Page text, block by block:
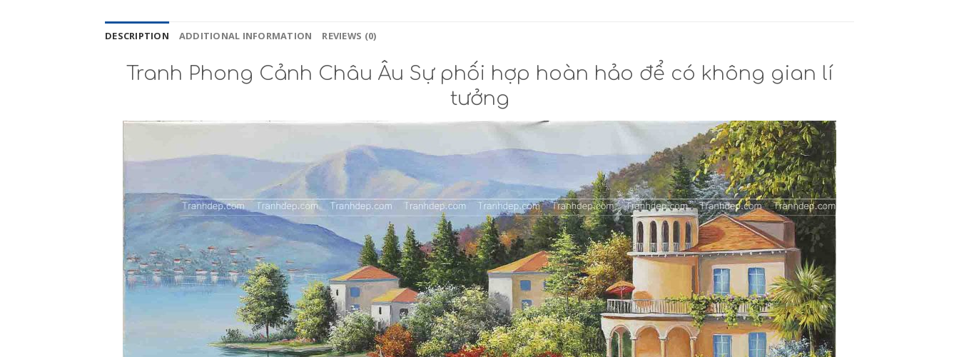
DESCRIPTION ADDITIONAL INFORMATION REVIEWS (0)
Tranh Phong Cảnh Châu Âu Sự phối hợp hoàn hảo để có không gian lí
tưởng